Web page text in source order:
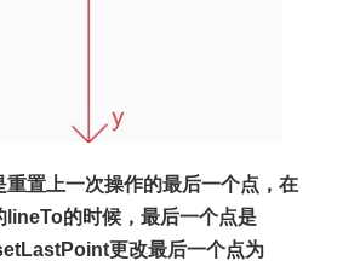
置上一次操作的最后一个点，在
lineTo的时候，最后一个点是
更改最后一个点为